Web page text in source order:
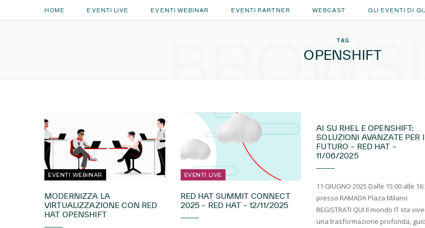
HOME EVENTI LIVE EVENTI WEBINAR EVENTI PARTNER WEBCAST GLI EVENTI DI
TAG
OPENSHIFT
EVENTI WEBINAR
MODERNIZZA LA
VIRTUALIZZAZIONE CON RED
HAT OPENSHIFT
EVENTI LIVE
RED HAT SUMMIT CONNECT
2025 – RED HAT – 12/11/2025
AI SU RHEL E OPENSHIFT:
SOLUZIONI AVANZATE PER
FUTURO – RED HAT –
11/06/2025
11 GIUGNO 2025 Dalle 15:00 alle
presso RAMADA Plaza Milano
REGISTRATI QUI Il mondo IT sta
una trasformazione profonda,